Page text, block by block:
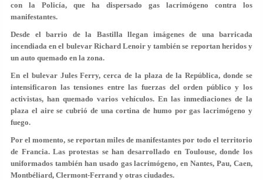
con la Policía, que ha dispersado gas lacrimógeno contra los
manifestantes.
Desde el barrio de la Bastilla llegan imágenes de una barricada
incendiada en el bulevar Richard Lenoir y también se reportan heridos y
un auto quemado en la zona.
En el bulevar Jules Ferry, cerca de la plaza de la República, donde se
intensificaron las tensiones entre las fuerzas del orden público y los
activistas, han quemado varios vehículos. En las inmediaciones de la
plaza el aire se cubrió de una cortina de humo por gas lacrimógeno y
fuego.
Por el momento, se reportan miles de manifestantes por todo el territorio
de Francia. Las protestas se han desarrollado en Toulouse, donde los
uniformados también han usado gas lacrimógeno, en Nantes, Pau, Caen,
Montbéliard, Clermont-Ferrand y otras ciudades.